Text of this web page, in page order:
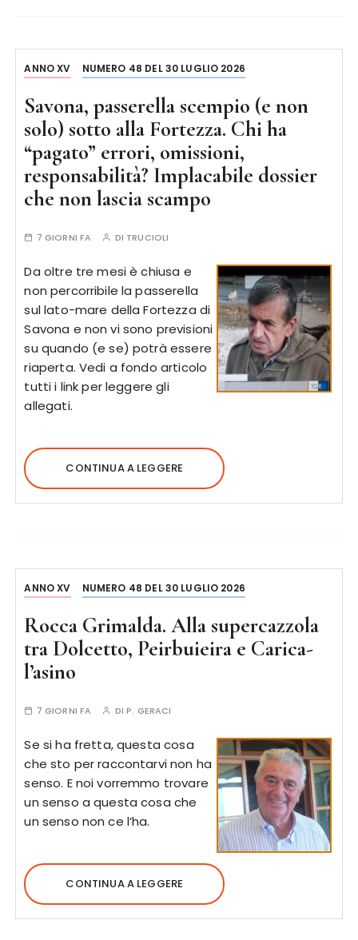
ANNO XV NUMERO 48 DEL 30 LUGLIO 2026
Savona, passerella scempio (e non
solo) sotto alla Fortezza. Chi ha
“pagato” errori, omissioni,
responsabilità? Implacabile dossier
che non lascia scampo
7 GIORNI FA DI TRUCIOLI
Da oltre tre mesi è chiusa e
non percorribile la passerella
sul lato-mare della Fortezza di
Savona e non vi sono previsioni
su quando (e se) potrà essere
riaperta. Vedi a fondo articolo
tutti i link per leggere gli
allegati.
CONTINUA A LEGGERE
ANNO XV NUMERO 48 DEL 30 LUGLIO 2026
Rocca Grimalda. Alla supercazzola
tra Dolcetto, Peirbuieira e Carica-
l’asino
7 GIORNI FA DIP. GERACI
Se si ha fretta, questa cosa
che sto per raccontarvi non ha
senso. E noi vorremmo trovare
un senso a questa cosa che
un senso non ce l’ha.
CONTINUA A LEGGERE